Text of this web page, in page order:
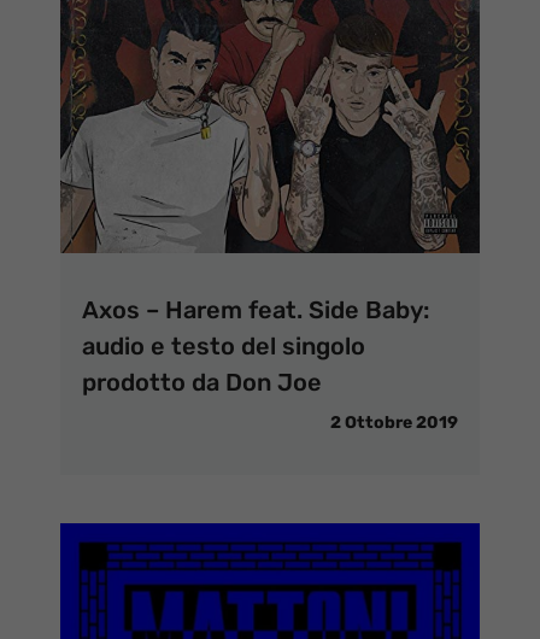
Axos – Harem feat. Side Baby:
audio e testo del singolo
prodotto da Don Joe
2 Ottobre 2019